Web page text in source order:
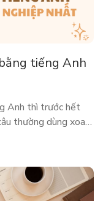
tiếng Anh
Anh thì trước hết
thường dùng xoay
sẽ cung cấp cho
chủ đề công việc để